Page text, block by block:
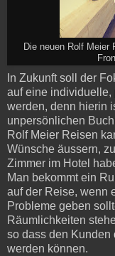
Die neuen Rolf Meier
In Zukunft soll der
auf eine individuelle,
werden, denn hierin
unpersönlichen
Rolf Meier Reisen
Wünsche äussern,
Zimmer im Hotel
Man bekommt ein
auf der Reise, wenn
Probleme geben
Räumlichkeiten
so dass den Kunden
werden können.